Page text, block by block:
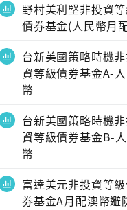
野村美利堅非投資
債券基金(人民幣月
台新美國策略時機
資等級債券基金A-
幣
台新美國策略時機
資等級債券基金B-
幣
富達美元非投資等
券基金A月配澳幣避